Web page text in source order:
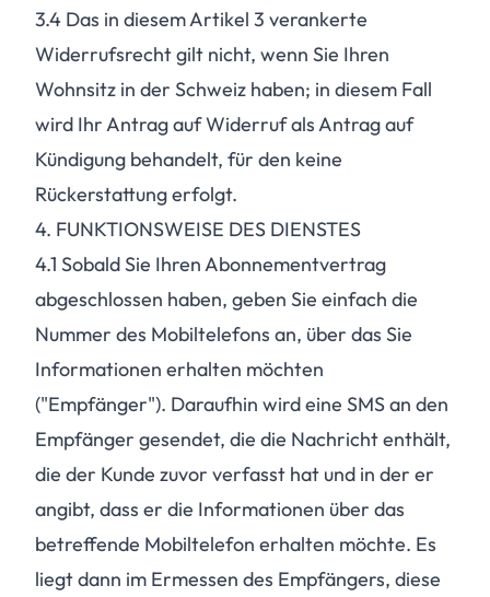
3.4 Das in diesem Artikel 3 verankerte
Widerrufsrecht gilt nicht, wenn Sie Ihren
Wohnsitz in der Schweiz haben; in diesem Fall
wird Ihr Antrag auf Widerruf als Antrag auf
Kündigung behandelt, für den keine
Rückerstattung erfolgt.
4. FUNKTIONSWEISE DES DIENSTES
4.1 Sobald Sie Ihren Abonnementvertrag
abgeschlossen haben, geben Sie einfach die
Nummer des Mobiltelefons an, über das Sie
Informationen erhalten möchten
("Empfänger"). Daraufhin wird eine SMS an den
Empfänger gesendet, die die Nachricht enthält,
die der Kunde zuvor verfasst hat und in der er
angibt, dass er die Informationen über das
betreffende Mobiltelefon erhalten möchte. Es
liegt dann im Ermessen des Empfängers, diese